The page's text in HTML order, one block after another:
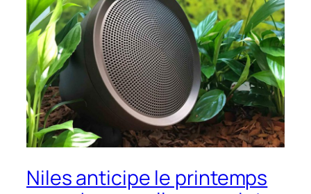
Niles anticipe le printemps